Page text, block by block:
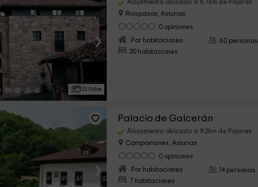
›
32 Fotos
Alojamiento ubicado a 8.7km de Pajares
Riospasos, Asturias
0 opiniones
Por habitaciones
30 habitaciones
60 personas
›
Palacio de Galcerán
Alojamiento ubicado a 9.3km de Pajares
Campomanes, Asturias
0 opiniones
Por habitaciones
7 habitaciones
14 personas